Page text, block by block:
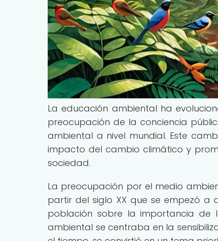
La educación ambiental ha
preocupación de la conciencia
ambiental a nivel mundial. Este
impacto del cambio climático y
sociedad.
La preocupación por el medio
partir del siglo XX que se empezó a
población sobre la importancia de
ambiental se centraba en la